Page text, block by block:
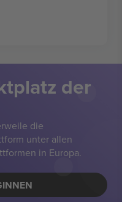
der
die
unter allen
in Europa.